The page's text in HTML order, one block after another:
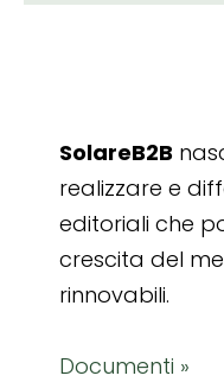
SolareB2B
realizzare e
editoriali che
crescita del
rinnovabili.
Documenti »